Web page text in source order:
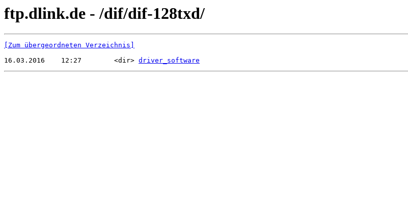
ftp.dlink.de - /dif/dif-128txd/
[Zum übergeordneten Verzeichnis]
16.03.2016    12:27        <dir> driver_software